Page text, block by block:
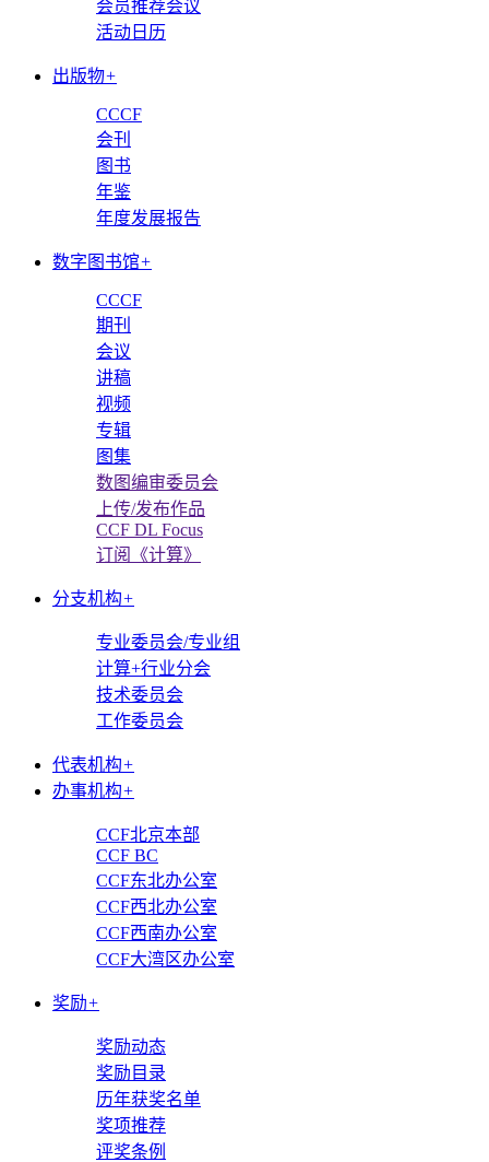
会员推荐会议
活动日历
出版物+
CCCF
会刊
图书
年鉴
年度发展报告
数字图书馆+
CCCF
期刊
会议
讲稿
视频
专辑
图集
数图编审委员会
上传/发布作品
CCF DL Focus
订阅《计算》
分支机构+
专业委员会/专业组
计算+行业分会
技术委员会
工作委员会
代表机构+
办事机构+
CCF北京本部
CCF BC
CCF东北办公室
CCF西北办公室
CCF西南办公室
CCF大湾区办公室
奖励+
奖励动态
奖励目录
历年获奖名单
奖项推荐
评奖条例